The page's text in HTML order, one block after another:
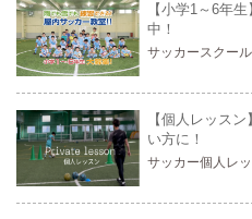
【小学1～6年
中！
サッカースクール
【個人レッス
い方に！
サッカー個人レ